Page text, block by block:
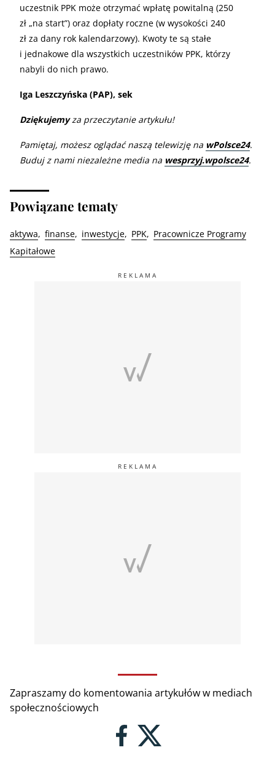
uczestnik PPK może otrzymać wpłatę powitalną (250
zł „na start”) oraz dopłaty roczne (w wysokości 240
zł za dany rok kalendarzowy). Kwoty te są stałe
i jednakowe dla wszystkich uczestników PPK, którzy
nabyli do nich prawo.
Iga Leszczyńska (PAP), sek
Dziękujemyza przeczytanie artykułu!
Pamiętaj, możesz oglądać naszą telewizję na wPolsce24.
Buduj z nami niezależne media na wesprzyj.wpolsce24.
Powiązane tematy
aktywa finanse inwestycje PPK
Pracownicze Programy
Kapitałowe
Zapraszamy do komentowania artykułów w mediach
społecznościowych